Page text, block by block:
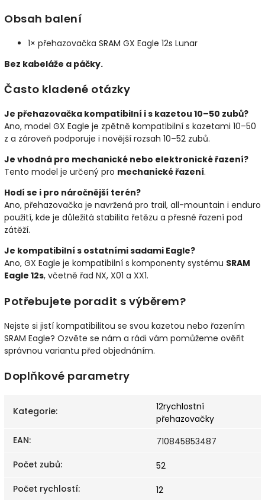
Obsah balení
1× přehazovačka SRAM GX Eagle 12s Lunar
Bez kabeláže a páčky.
Často kladené otázky
Je přehazovačka kompatibilní i s kazetou 10–50 zubů?
Ano, model GX Eagle je zpětně kompatibilní s kazetami 10–50
z a zároveň podporuje i novější rozsah 10–52 zubů.
Je vhodná pro mechanické nebo elektronické řazení?
Tento model je určený pro mechanické řazení.
Hodí se i pro náročnější terén?
Ano, přehazovačka je navržená pro trail, all-mountain i enduro
použití, kde je důležitá stabilita řetězu a přesné řazení pod
zátěží.
Je kompatibilní s ostatními sadami Eagle?
Ano, GX Eagle je kompatibilní s komponenty systému SRAM
Eagle 12s, včetně řad NX, X01 a XX1.
Potřebujete poradit s výběrem?
Nejste si jistí kompatibilitou se svou kazetou nebo řazením
SRAM Eagle? Ozvěte se nám a rádi vám pomůžeme ověřit
správnou variantu před objednáním.
Doplňkové parametry
Kategorie:
12rychlostní
přehazovačky
EAN:
710845853487
Počet zubů:
52
Počet rychlostí:
12